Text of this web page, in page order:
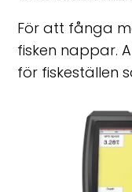
För att fånga
fisken nappar.
för fiskeställen